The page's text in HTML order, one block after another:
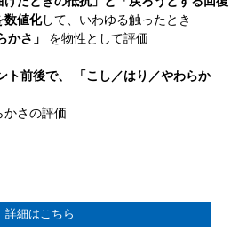
数値化して、いわゆる触ったとき
かさ」 を物性として評価
前後で、
「こし／はり／やわらか
かさの評価
詳細はこちら